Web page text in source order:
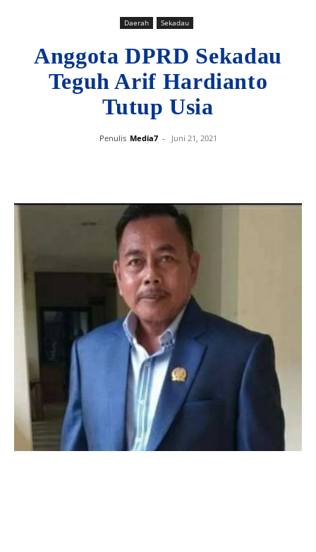
Daerah Sekadau
Anggota DPRD Sekadau
Teguh Arif Hardianto
Tutup Usia
Penulis Media7 - Juni 21, 2021